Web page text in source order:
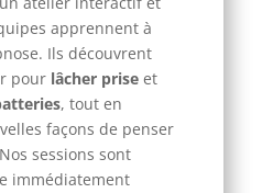
apprennent à
Ils découvrent
pour lâcher priseet
, tout en
façons de penser
sessions sont
immédiatement